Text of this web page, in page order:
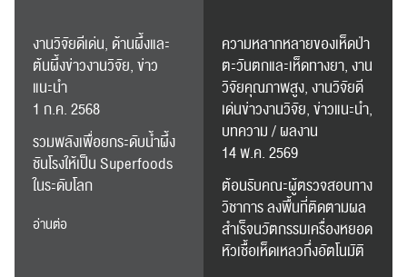
งานวิจัยดีเด่น, ด้านผึ้งและ
ต้นผึ้งข่าวงานวิจัย, ข่าว
แนะนำ
1 ก.ค. 2568
รวมพลังเพื่อยกระดับน้ำผึ้ง
ชันโรงให้เป็น Superfoods
ในระดับโลก
อ่านต่อ
ความหลากหลายของเห็ดป่า
ตะวันตกและเห็ดทางยา, งาน
วิจัยคุณภาพสูง, งานวิจัยดี
เด่นข่าวงานวิจัย, ข่าวแนะนำ,
บทความ / ผลงาน
14 พ.ค. 2569
ต้อนรับคณะผู้ตรวจสอบทาง
วิชาการ ลงพื้นที่ติดตามผล
สำเร็จนวัตกรรมเครื่องหยอด
หัวเชื้อเห็ดเหลวกึ่งอัตโนมัติ
RC Activity
ส่งข่าวประชาสัมพันธ์
ส่งข่าวประชาสัมพันธ์